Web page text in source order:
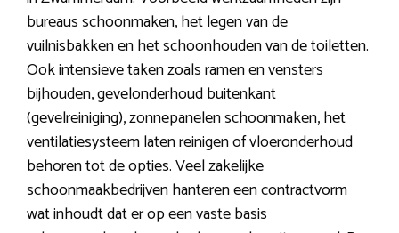
bureaus schoonmaken, het legen van de
vuilnisbakken en het schoonhouden van de toiletten.
Ook intensieve taken zoals ramen en vensters
bijhouden, gevelonderhoud buitenkant
(gevelreiniging), zonnepanelen schoonmaken, het
ventilatiesysteem laten reinigen of vloeronderhoud
behoren tot de opties. Veel zakelijke
schoonmaakbedrijven hanteren een contractvorm
wat inhoudt dat er op een vaste basis